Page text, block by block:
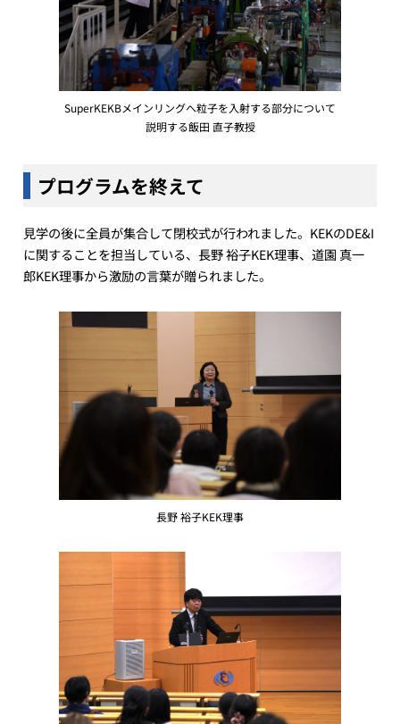
SuperKEKBメインリングへ粒子を入射する部分について
説明する飯田 直子教授
プログラムを終えて
見学の後に全員が集合して閉校式が行われました。KEKのDE&I
に関することを担当している、長野 裕子KEK理事、道園 真一
郎KEK理事から激励の言葉が贈られました。
長野 裕子KEK理事